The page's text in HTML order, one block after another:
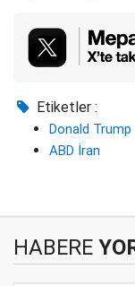
Etiketler :
Donald Trump
ABD İran
HABERE